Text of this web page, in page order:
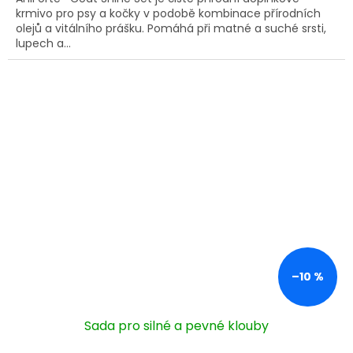
5
hvězdiček.
krmivo pro psy a kočky v podobě kombinace přírodních
olejů a vitálního prášku. Pomáhá při matné a suché srsti,
lupech a...
–10 %
Sada pro silné a pevné klouby